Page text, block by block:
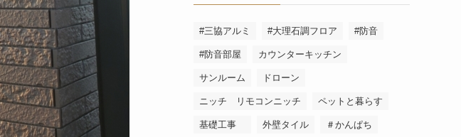
#三協アルミ #大理石調フロア #防音
#防音部屋 カウンターキッチン
サンルーム ドローン
ニッチ リモコンニッチ ペットと暮らす
基礎工事 外壁タイル ＃かんぱち